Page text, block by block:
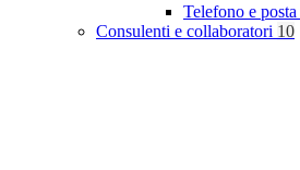
Telefono e
Consulenti e collaboratori 10